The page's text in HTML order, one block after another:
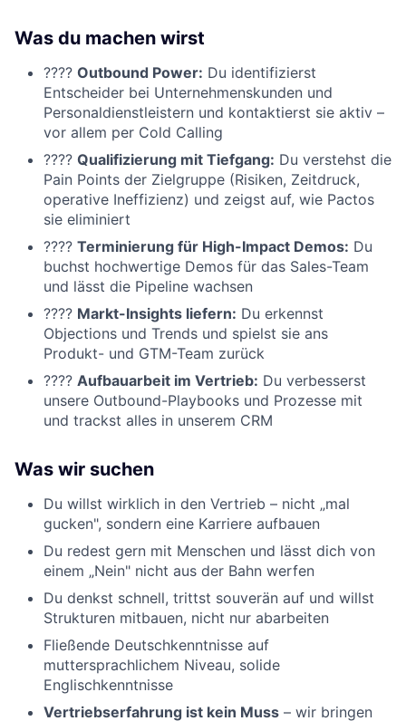
Was du machen wirst
???? Outbound Power: Du identifizierst
Entscheider bei Unternehmenskunden und
Personaldienstleistern und kontaktierst sie aktiv –
vor allem per Cold Calling
???? Qualifizierung mit Tiefgang: Du verstehst die
Pain Points der Zielgruppe (Risiken, Zeitdruck,
operative Ineffizienz) und zeigst auf, wie Pactos
sie eliminiert
???? Terminierung für High-Impact Demos: Du
buchst hochwertige Demos für das Sales-Team
und lässt die Pipeline wachsen
???? Markt-Insights liefern: Du erkennst
Objections und Trends und spielst sie ans
Produkt- und GTM-Team zurück
????️ Aufbauarbeit im Vertrieb: Du verbesserst
unsere Outbound-Playbooks und Prozesse mit
und trackst alles in unserem CRM
Was wir suchen
Du willst wirklich in den Vertrieb – nicht „mal
gucken", sondern eine Karriere aufbauen
Du redest gern mit Menschen und lässt dich von
einem „Nein" nicht aus der Bahn werfen
Du denkst schnell, trittst souverän auf und willst
Strukturen mitbauen, nicht nur abarbeiten
Fließende Deutschkenntnisse auf
muttersprachlichem Niveau, solide
Englischkenntnisse
Vertriebserfahrung ist kein Muss – wir bringen